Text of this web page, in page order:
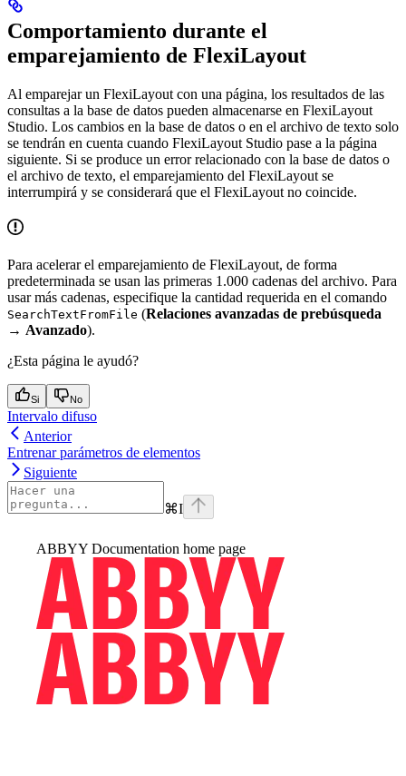
Comportamiento durante el
emparejamiento de FlexiLayout
Al emparejar un FlexiLayout con una página, los resultados de las
consultas a la base de datos pueden almacenarse en FlexiLayout
Studio. Los cambios en la base de datos o en el archivo de texto solo
se tendrán en cuenta cuando FlexiLayout Studio pase a la página
siguiente. Si se produce un error relacionado con la base de datos o
el archivo de texto, el emparejamiento del FlexiLayout se
interrumpirá y se considerará que el FlexiLayout no coincide.
Para acelerar el emparejamiento de FlexiLayout, de forma
predeterminada se usan las primeras 1.000 cadenas del archivo. Para
usar más cadenas, especifique la cantidad requerida en el comando
SearchTextFromFile (Relaciones avanzadas de prebúsqueda
→ Avanzado).
¿Esta página le ayudó?
Si No
Intervalo difuso
Anterior
Entrenar parámetros de elementos
Siguiente
⌘I
ABBYY Documentation home page